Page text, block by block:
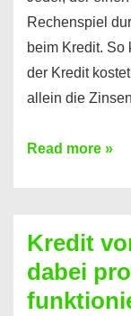
Rechenspiel
beim Kredit. So
der Kredit
allein die
Ganz
Kredit
berechnen
–
Read more »
Kredit
dabei